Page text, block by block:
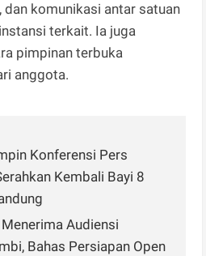
komunikasi antar satuan
terkait. Ia juga
pimpinan terbuka
anggota.
Konferensi Pers
Kembali Bayi 8
Audiensi
Bahas Persiapan Open